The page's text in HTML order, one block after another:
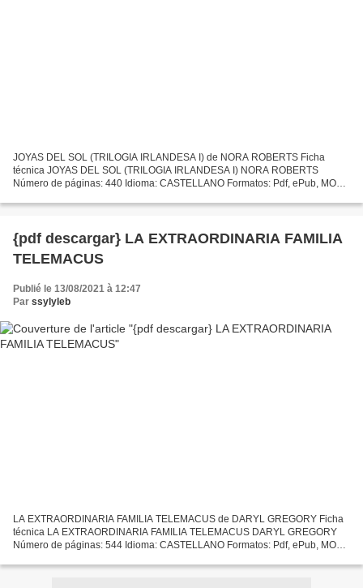
JOYAS DEL SOL (TRILOGIA IRLANDESA I) de NORA ROBERTS Ficha
técnica JOYAS DEL SOL (TRILOGIA IRLANDESA I) NORA ROBERTS
Número de páginas: 440 Idioma: CASTELLANO Formatos: Pdf, ePub, MOBI,
LECTURA)...
{pdf descargar} LA EXTRAORDINARIA FAMILIA
TELEMACUS
Publié le 13/08/2021 à 12:47
Par ssylyleb
LA EXTRAORDINARIA FAMILIA TELEMACUS de DARYL GREGORY Ficha
técnica LA EXTRAORDINARIA FAMILIA TELEMACUS DARYL GREGORY
Número de páginas: 544 Idioma: CASTELLANO Formatos: Pdf, ePub, MOBI,